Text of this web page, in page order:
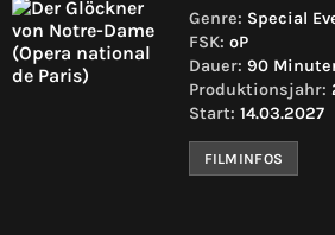
Genre: Special
FSK: oP
Dauer: 90
Produktionsjahr:
Start: 14.03.2027
FILMINFOS